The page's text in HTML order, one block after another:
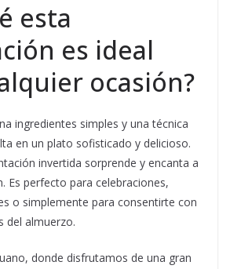
esta
es ideal
ocasión?
ingredientes simples y una técnica
en un plato sofisticado y delicioso.
invertida sorprende y encanta a
Es perfecto para celebraciones,
o simplemente para consentirte con
del almuerzo.
donde disfrutamos de una gran